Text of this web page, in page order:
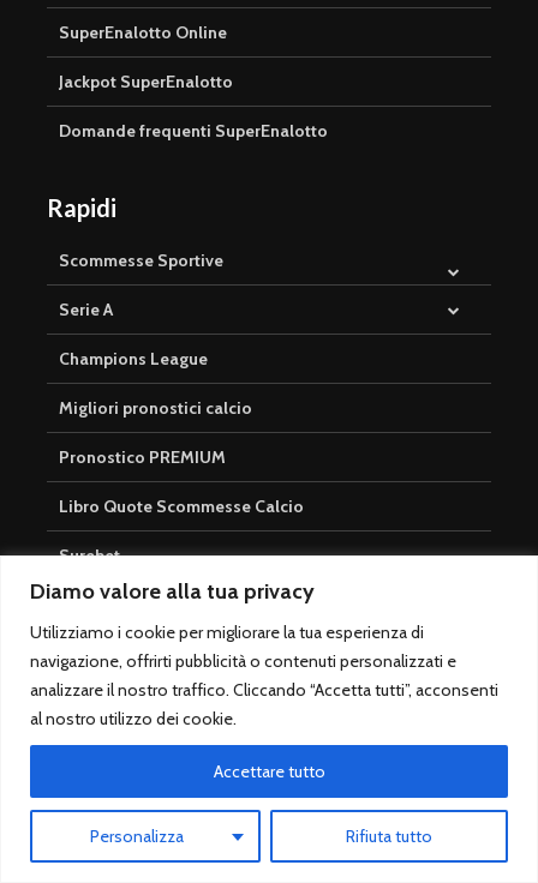
Diamo valore alla tua privacy
Utilizziamo i cookie per migliorare la tua esperienza di
navigazione, offrirti pubblicità o contenuti personalizzati e
analizzare il nostro traffico. Cliccando “Accetta tutti”, acconsenti
al nostro utilizzo dei cookie.
Personalizza Rifiuta tutto
Accettare tutto
SuperEnalotto Online
Jackpot SuperEnalotto
Domande frequenti SuperEnalotto
Rapidi
Scommesse Sportive
Serie A
Champions League
Migliori pronostici calcio
Pronostico PREMIUM
Libro Quote Scommesse Calcio
Surebet
Cosa sono i Pronostici Aperti?
Cosa sono i Pronostici Calcistici
Pronostici tutto l’anno
Login
Registrati